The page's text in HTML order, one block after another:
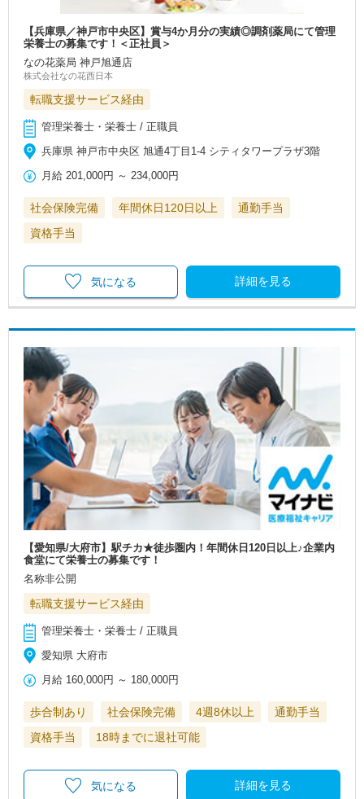
【兵庫県／神戸市中央区】賞与4か月分の実績◎調剤薬局にて管理
栄養士の募集です！＜正社員＞
なの花薬局 神戸旭通店
株式会社なの花西日本
転職支援サービス経由
管理栄養士・栄養士 / 正職員
兵庫県 神戸市中央区 旭通4丁目1-4 シティタワープラザ3階
月給 201,000円 ～ 234,000円
社会保険完備 年間休日120日以上
通勤手当
資格手当
詳細を見る
気になる
【愛知県/大府市】駅チカ★徒歩圏内！年間休日120日以上♪企業内
食堂にて栄養士の募集です！
名称非公開
転職支援サービス経由
管理栄養士・栄養士 / 正職員
愛知県 大府市
月給 160,000円 ～ 180,000円
歩合制あり 社会保険完備 4週8休以上
通勤手当
資格手当
18時までに退社可能
詳細を見る
気になる